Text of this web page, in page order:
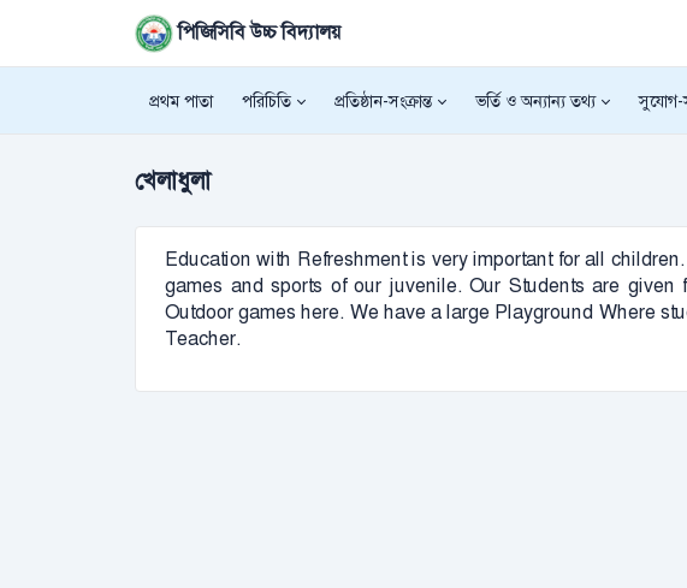
পিজিসিবি উচ্চ বিদ্যালয়
প্রথম পাতা পরিচিতি প্রতিষ্ঠান-সংক্রান্ত ভর্তি ও অন্যান্য তথ্য সুযোগ-
খেলাধুলা
Education with Refreshment is very important for all
games and sports of our juvenile. Our Students are
Outdoor games here. We have a large Playground Where
Teacher.